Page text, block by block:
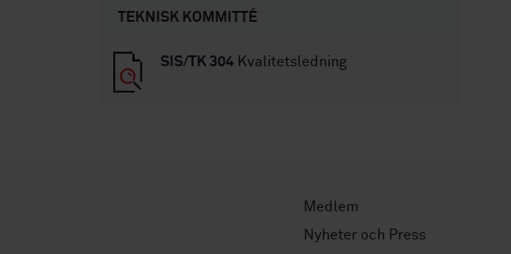
TEKNISK KOMMITTÉ
SIS/TK 304 Kvalitetsledning
Medlem
Nyheter och Press